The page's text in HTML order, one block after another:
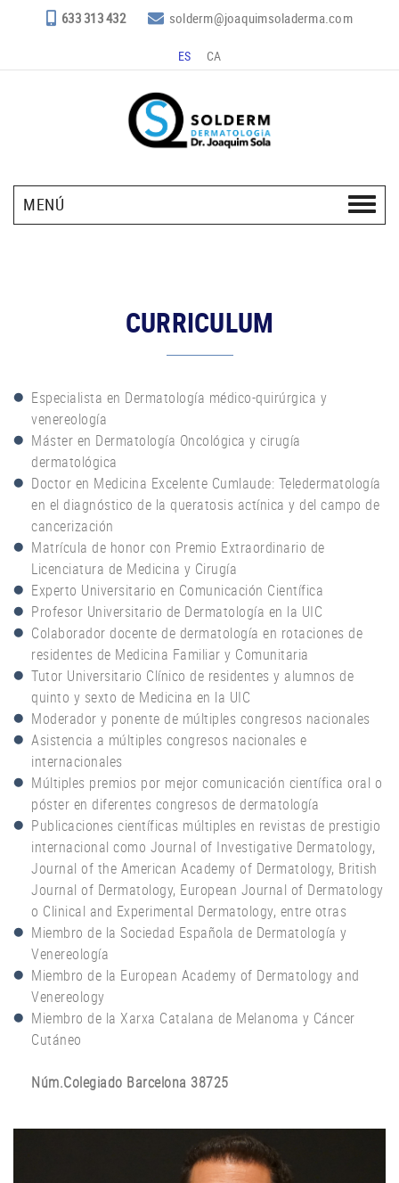
633 313 432 solderm@joaquimsoladerma.com
ES CA
MENÚ
CURRICULUM
Especialista en Dermatología médico-quirúrgica y
venereología
Máster en Dermatología Oncológica y cirugía
dermatológica
Doctor en Medicina Excelente Cumlaude: Teledermatología
en el diagnóstico de la queratosis actínica y del campo de
cancerización
Matrícula de honor con Premio Extraordinario de
Licenciatura de Medicina y Cirugía
Experto Universitario en Comunicación Científica
Profesor Universitario de Dermatología en la UIC
Colaborador docente de dermatología en rotaciones de
residentes de Medicina Familiar y Comunitaria
Tutor Universitario Clínico de residentes y alumnos de
quinto y sexto de Medicina en la UIC
Moderador y ponente de múltiples congresos nacionales
Asistencia a múltiples congresos nacionales e
internacionales
Múltiples premios por mejor comunicación científica oral o
póster en diferentes congresos de dermatología
Publicaciones científicas múltiples en revistas de prestigio
internacional como Journal of Investigative Dermatology,
Journal of the American Academy of Dermatology, British
Journal of Dermatology, European Journal of Dermatology
o Clinical and Experimental Dermatology, entre otras
Miembro de la Sociedad Española de Dermatología y
Venereología
Miembro de la European Academy of Dermatology and
Venereology
Miembro de la Xarxa Catalana de Melanoma y Cáncer
Cutáneo
Núm.Colegiado Barcelona 38725